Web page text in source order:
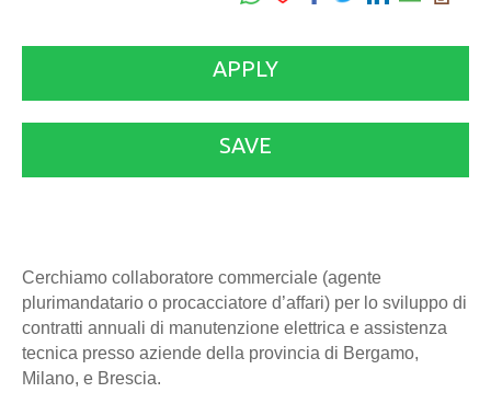
APPLY
SAVE
Cerchiamo collaboratore commerciale (agente
plurimandatario o procacciatore d’affari) per lo sviluppo di
contratti annuali di manutenzione elettrica e assistenza
tecnica presso aziende della provincia di Bergamo,
Milano, e Brescia.